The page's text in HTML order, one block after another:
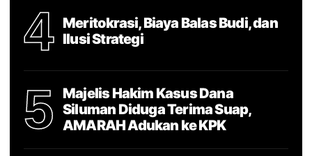
4
Meritokrasi, Biaya Balas Budi, dan
Ilusi Strategi
5
Majelis Hakim Kasus Dana
Siluman Diduga Terima Suap,
AMARAH Adukan ke KPK